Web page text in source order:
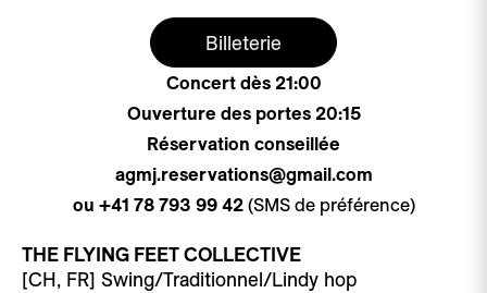
Billeterie
Concert dès 21:00
Ouverture des portes 20:15
Réservation conseillée
agmj.reservations@gmail.com
ou +41 78 793 99 42(SMS de préférence)
THE FLYING FEET COLLECTIVE
[CH, FR] Swing/Traditionnel/Lindy hop